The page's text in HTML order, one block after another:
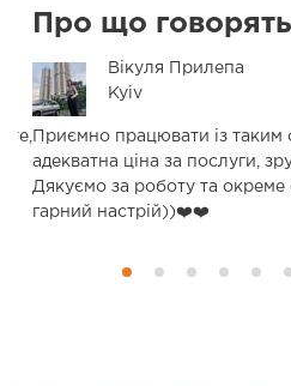
Про що говорять
Вікуля Прилепа
Kyiv
Приємно працювати із таким
адекватна ціна за послуги,
Дякуємо за роботу та
гарний настрій))❤️❤️